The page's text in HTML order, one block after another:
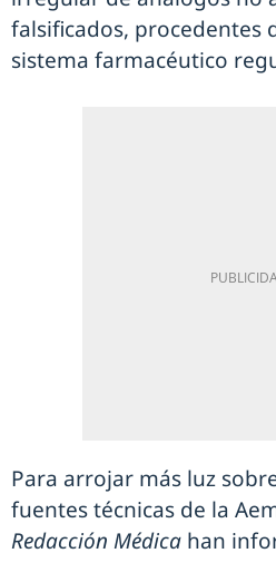
falsificados, procedentes
sistema farmacéutico
Para arrojar más luz
fuentes técnicas de la
Redacción Médica han